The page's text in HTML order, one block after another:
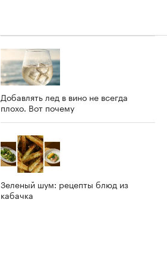
Добавлять лед в вино не всегда
плохо. Вот почему
Зеленый шум: рецепты блюд из
кабачка